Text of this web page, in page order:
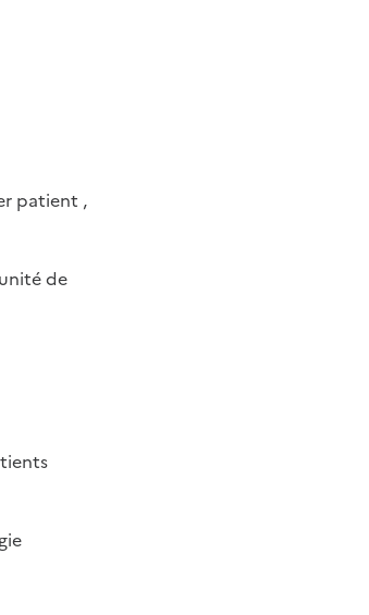
patient ,
de